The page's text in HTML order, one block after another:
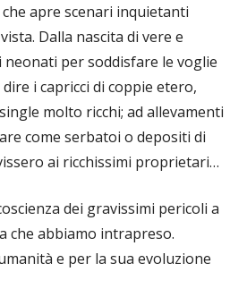
apre scenari inquietanti
Dalla nascita di vere e
per soddisfare le voglie
i capricci di coppie etero,
molto ricchi; ad allevamenti
come serbatoi o depositi di
ai ricchissimi proprietari…
dei gravissimi pericoli a
che abbiamo intrapreso.
e per la sua evoluzione